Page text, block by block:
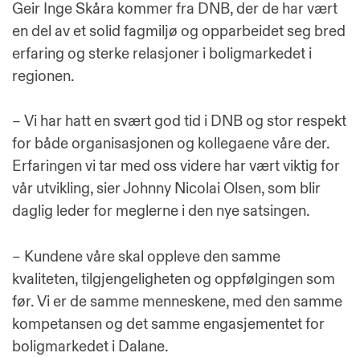
Geir Inge Skåra kommer fra DNB, der de har vært
en del av et solid fagmiljø og opparbeidet seg bred
erfaring og sterke relasjoner i boligmarkedet i
regionen.
– Vi har hatt en svært god tid i DNB og stor respekt
for både organisasjonen og kollegaene våre der.
Erfaringen vi tar med oss videre har vært viktig for
vår utvikling, sier Johnny Nicolai Olsen, som blir
daglig leder for meglerne i den nye satsingen.
– Kundene våre skal oppleve den samme
kvaliteten, tilgjengeligheten og oppfølgingen som
før. Vi er de samme menneskene, med den samme
kompetansen og det samme engasjementet for
boligmarkedet i Dalane.